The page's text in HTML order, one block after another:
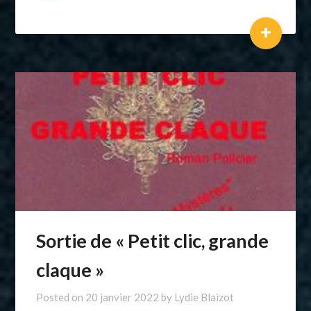
+
Sortie de « Petit clic, grande
claque »
Posted on 20 janvier 2022 by Lydie Blaizot